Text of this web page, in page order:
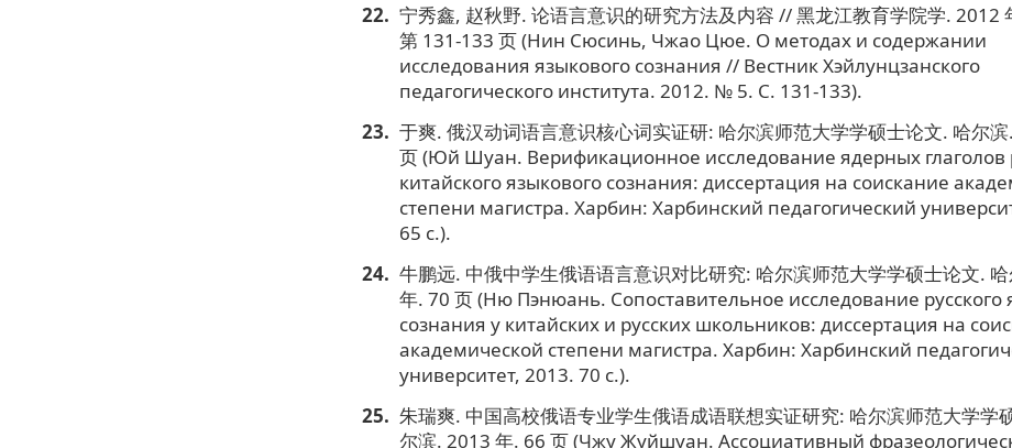
宁秀鑫, 赵秋野. 论语言意识的研究方法及内容 // 黑龙江教育学院学. 2012
第 131-133 页 (Нин Сюсинь, Чжао Цюе. О методах и содержании
исследования языкового сознания // Вестник Хэйлунцзанского
педагогического института. 2012. № 5. С. 131-133).
于爽. 俄汉动词语言意识核心词实证研: 哈尔滨师范大学学硕士论文. 哈尔
页 (Юй Шуан. Верификационное исследование ядерных глаголов
китайского языкового сознания: диссертация на соискание
степени магистра. Харбин: Харбинский педагогический
65 c.).
牛鹏远. 中俄中学生俄语语言意识对比研究: 哈尔滨师范大学学硕士论文.
年. 70 页 (Ню Пэнюань. Сопоставительное исследование русского
сознания у китайских и русских школьников: диссертация на
академической степени магистра. Харбин: Харбинский
университет, 2013. 70 c.).
朱瑞爽. 中国高校俄语专业学生俄语成语联想实证研究: 哈尔滨师范大学学
尔滨. 2013 年. 66 页 (Чжу Жуйшуан. Ассоциативный